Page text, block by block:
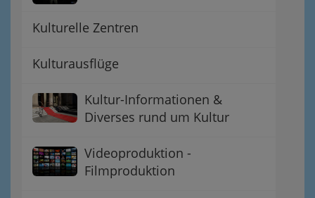
Kulturelle Zentren
Kulturausflüge
Kultur-Informationen &
Diverses rund um Kultur
Videoproduktion -
Filmproduktion